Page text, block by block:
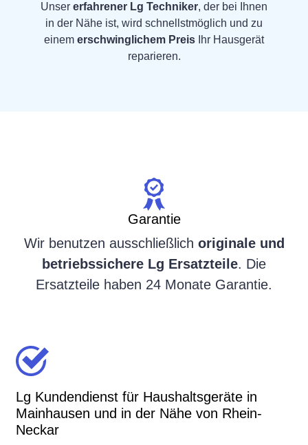
Unser erfahrener Lg Techniker, der bei Ihnen
in der Nähe ist, wird schnellstmöglich und zu
einem erschwinglichem Preis Ihr Hausgerät
reparieren.
Garantie
Wir benutzen ausschließlich originale und
betriebssichere Lg Ersatzteile. Die
Ersatzteile haben 24 Monate Garantie.
Lg Kundendienst für Haushaltsgeräte in
Mainhausen und in der Nähe von Rhein-
Neckar